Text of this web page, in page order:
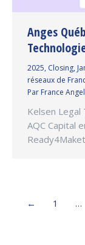
Anges
2025, Closing,
réseaux de
Par France
Kelsen
AQC Capital
← 1 …